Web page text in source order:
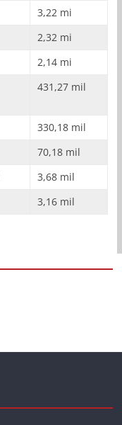
3,22 mi
2,32 mi
2,14 mi
431,27 mil
330,18 mil
70,18 mil
3,68 mil
3,16 mil